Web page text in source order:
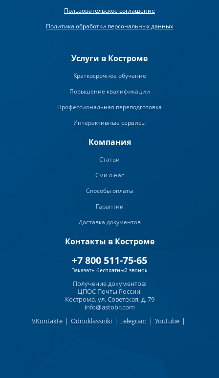
Пользовательское соглашение
Политика обработки персональных данных
Услуги в Костроме
Краткосрочное обучение
Повышение квалификации
Профессиональная переподготовка
Интерактивные сервисы
Компания
Статьи
Сми о нас
Способы оплаты
Гарантии
Доставка документов
Контакты в Костроме
+7 800 511-75-65
Заказать бесплатный звонок
Получение документов:
ЦПОС Почты России,
Кострома, ул. Советская, д. 79
info@astobr.com
VKontakte | Odnoklassniki | Telegram | Youtube |